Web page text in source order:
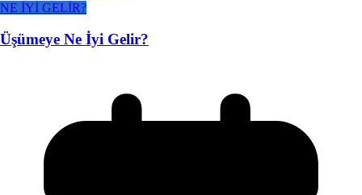
NE İYİ GELİR?
Üşümeye Ne İyi Gelir?